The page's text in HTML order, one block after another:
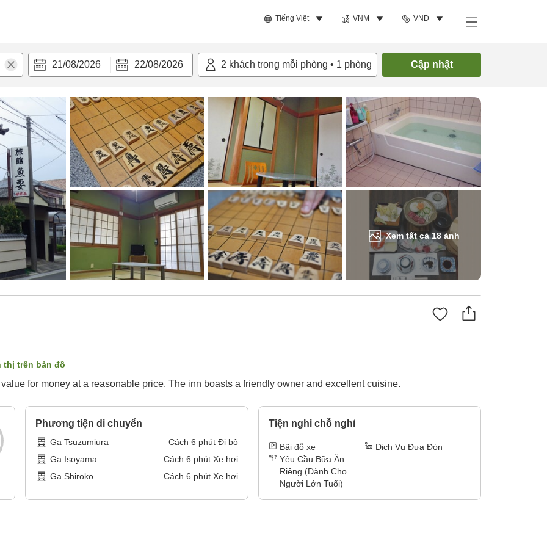
Tiếng Việt VNM VND
21/08/2026 22/08/2026 2 khách trong mỗi phòng • 1 phòng Cập nhật
Xem tất cả18 ảnh
nghi Tìm phòng trống
thị trên bản đồ
for money at a reasonable price. The inn boasts a friendly owner and excellent cuisine.
Phương tiện di chuyển
Ga Tsuzumiura Cách 6 phút Đi bộ
Ga Isoyama
Cách 6 phút Xe hơi
Ga Shiroko
Cách 6 phút Xe hơi
Tiện nghi chỗ nghỉ
Bãi đỗ xe
Dịch Vụ Đưa Đón
Yêu Cầu Bữa Ăn
Riêng (Dành Cho
Người Lớn Tuổi)